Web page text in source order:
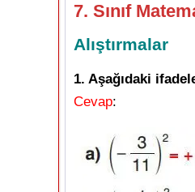
7. Sınıf
Alıştırmalar
1. Aşağıdaki
Cevap: